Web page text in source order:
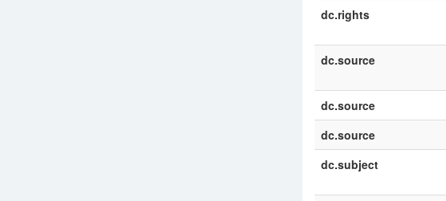
dc.rights
dc.source
dc.source
dc.source
dc.subject